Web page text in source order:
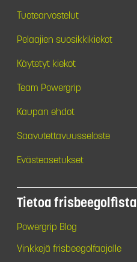
Tuotearvostelut
Pelaajien suosikkikiekot
Käytetyt kiekot
Team Powergrip
Kaupan ehdot
Saavutettavuusseloste
Evästeasetukset
Tietoa frisbeegolfista
Powergrip Blog
Vinkkejä frisbeegolfaajalle